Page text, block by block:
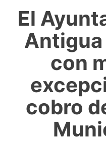
El
con
cobro